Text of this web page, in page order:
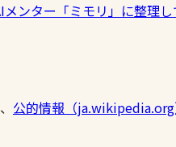
ンター「ミモリ」に整理し
、 公的情報（ja.wikipedia.org